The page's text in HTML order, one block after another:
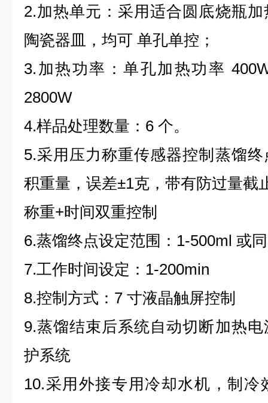
2.加热单元：采用适合圆底烧瓶
陶瓷器皿，均可 单孔单控；
3.加热功率：单孔加热功率
2800W
4.样品处理数量：6 个。
5.采用压力称重传感器控制蒸馏
积重量，误差±1克，带有防过量截
称重+时间双重控制
6.蒸馏终点设定范围：1-500ml 或
7.工作时间设定：1-200min
8.控制方式：7 寸液晶触屏控制
9.蒸馏结束后系统自动切断加热
护系统
10.采用外接专用冷却水机，制冷